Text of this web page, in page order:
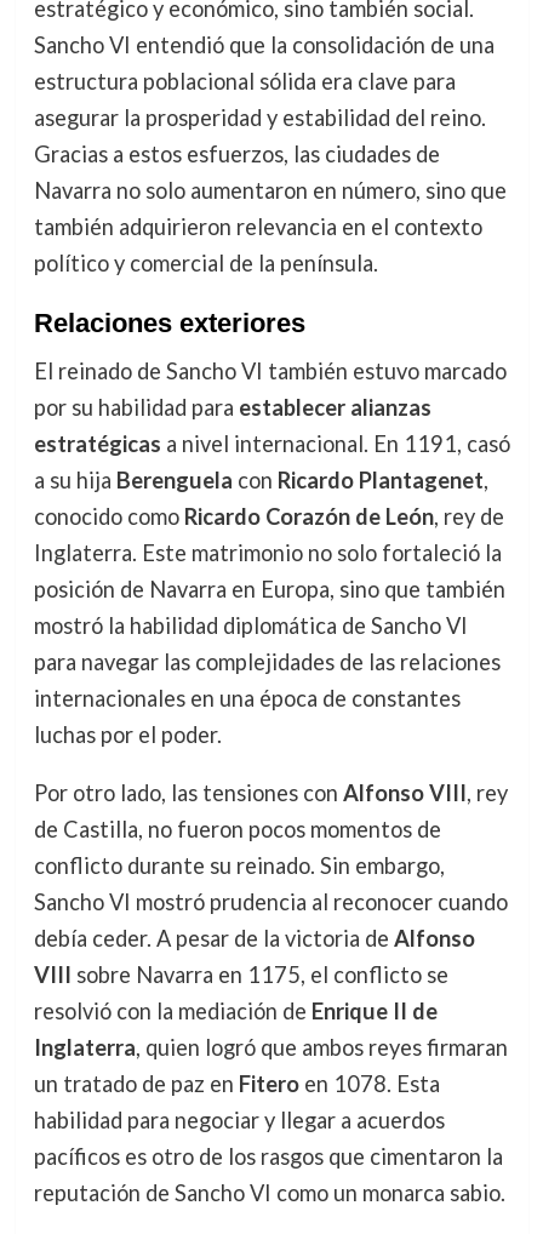
estratégico y económico, sino también social.
Sancho VI entendió que la consolidación de una
estructura poblacional sólida era clave para
asegurar la prosperidad y estabilidad del reino.
Gracias a estos esfuerzos, las ciudades de
Navarra no solo aumentaron en número, sino que
también adquirieron relevancia en el contexto
político y comercial de la península.
Relaciones exteriores
El reinado de Sancho VI también estuvo marcado
por su habilidad para establecer alianzas
estratégicas a nivel internacional. En 1191, casó
a su hija Berenguela con Ricardo Plantagenet,
conocido como Ricardo Corazón de León, rey de
Inglaterra. Este matrimonio no solo fortaleció la
posición de Navarra en Europa, sino que también
mostró la habilidad diplomática de Sancho VI
para navegar las complejidades de las relaciones
internacionales en una época de constantes
luchas por el poder.
Por otro lado, las tensiones con Alfonso VIII, rey
de Castilla, no fueron pocos momentos de
conflicto durante su reinado. Sin embargo,
Sancho VI mostró prudencia al reconocer cuando
debía ceder. A pesar de la victoria de Alfonso
VIII sobre Navarra en 1175, el conflicto se
resolvió con la mediación de Enrique II de
Inglaterra, quien logró que ambos reyes firmaran
un tratado de paz en Fiteroen 1078. Esta
habilidad para negociar y llegar a acuerdos
pacíficos es otro de los rasgos que cimentaron la
reputación de Sancho VI como un monarca sabio.